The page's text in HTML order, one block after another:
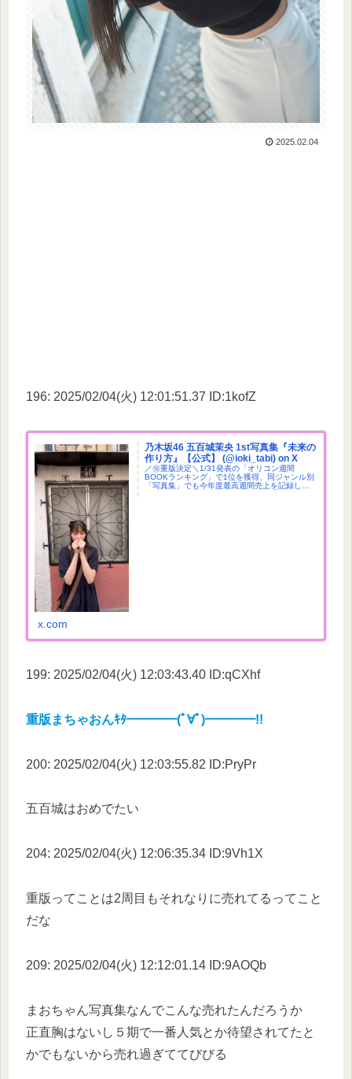
2025.02.04
196: 2025/02/04(火) 12:01:51.37 ID:1kofZ
乃木坂46 五百城茉央 1st写真集『未来の
作り方』【公式】 (@ioki_tabi) on X
／㊗️重版決定＼1/31発表の「オリコン週間
BOOKランキング」で1位を獲得、同ジャンル別
「写真集」でも今年度最高週間売上を記録した #
x.com
199: 2025/02/04(火) 12:03:43.40 ID:qCXhf
重版まちゃおんｷﾀ━━━━(ﾟ∀ﾟ)━━━━!!
200: 2025/02/04(火) 12:03:55.82 ID:PryPr
五百城はおめでたい
204: 2025/02/04(火) 12:06:35.34 ID:9Vh1X
重版ってことは2周目もそれなりに売れてるってこと
だな
209: 2025/02/04(火) 12:12:01.14 ID:9AOQb
まおちゃん写真集なんでこんな売れたんだろうか
正直胸はないし５期で一番人気とか待望されてたと
かでもないから売れ過ぎててびびる